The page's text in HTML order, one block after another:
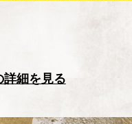
詳細を見る